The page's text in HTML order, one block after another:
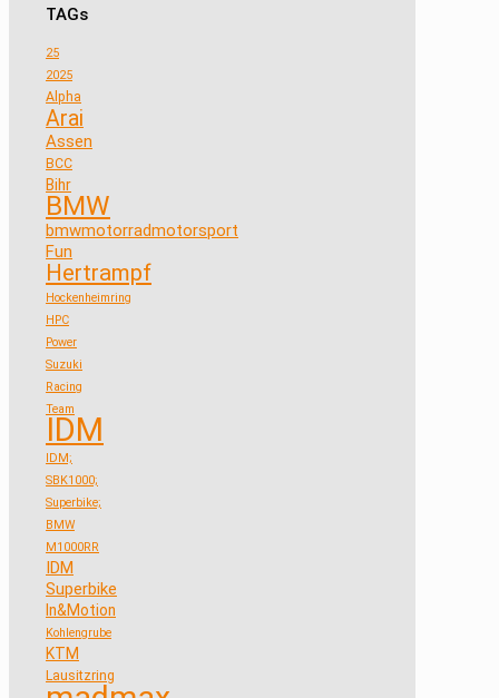
TAGs
25
2025
Alpha
Arai
Assen
BCC
Bihr
BMW
bmwmotorradmotorsport
Fun
Hertrampf
Hockenheimring
HPC
Power
Suzuki
Racing
Team
IDM
IDM;
SBK1000;
Superbike;
BMW
M1000RR
IDM
Superbike
In&Motion
Kohlengrube
KTM
Lausitzring